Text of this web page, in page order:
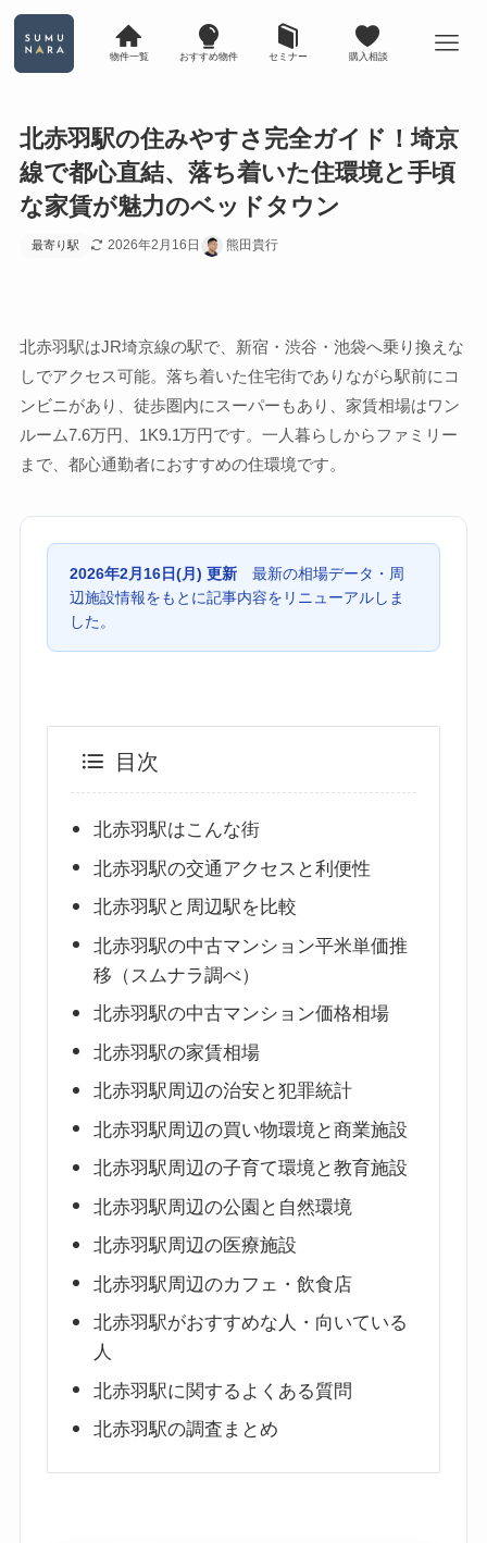
物件一覧 おすすめ物件 セミナー 購入相談
北赤羽駅の住みやすさ完全ガイド！埼京
線で都心直結、落ち着いた住環境と手頃
な家賃が魅力のベッドタウン
最寄り駅 2026年2月16日 熊田貴行
北赤羽駅はJR埼京線の駅で、新宿・渋谷・池袋へ乗り換えな
しでアクセス可能。落ち着いた住宅街でありながら駅前にコ
ンビニがあり、徒歩圏内にスーパーもあり、家賃相場はワン
ルーム7.6万円、1K9.1万円です。一人暮らしからファミリー
まで、都心通勤者におすすめの住環境です。
2026年2月16日(月) 更新最新の相場データ・周
辺施設情報をもとに記事内容をリニューアルしま
した。
目次
北赤羽駅はこんな街
北赤羽駅の交通アクセスと利便性
北赤羽駅と周辺駅を比較
北赤羽駅の中古マンション平米単価推
移（スムナラ調べ）
北赤羽駅の中古マンション価格相場
北赤羽駅の家賃相場
北赤羽駅周辺の治安と犯罪統計
北赤羽駅周辺の買い物環境と商業施設
北赤羽駅周辺の子育て環境と教育施設
北赤羽駅周辺の公園と自然環境
北赤羽駅周辺の医療施設
北赤羽駅周辺のカフェ・飲食店
北赤羽駅がおすすめな人・向いている
人
北赤羽駅に関するよくある質問
北赤羽駅の調査まとめ